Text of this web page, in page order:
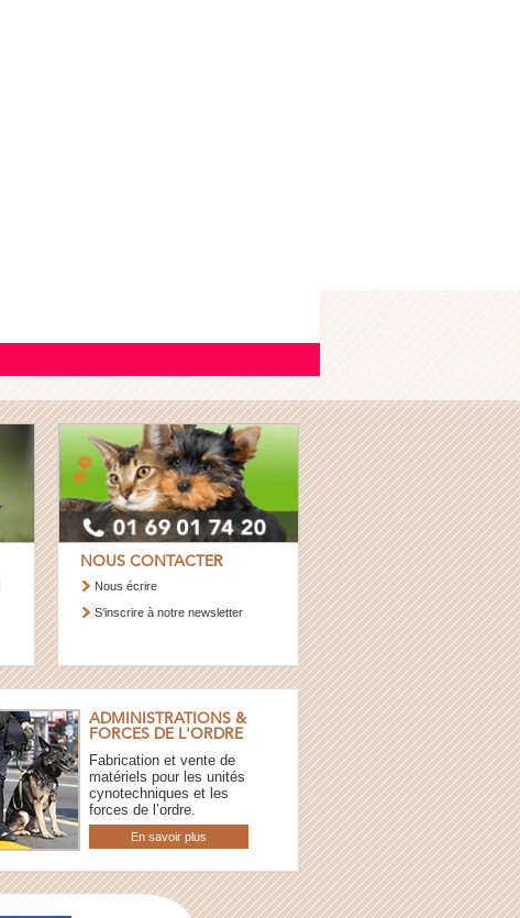
NOUS CONTACTER
Nous écrire
S’inscrire à notre newsletter
ADMINISTRATIONS &
FORCES DE L'ORDRE
Fabrication et vente de
matériels pour les unités
cynotechniques et les
forces de l’ordre.
En savoir plus